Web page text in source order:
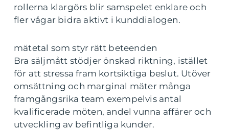
rollerna klargörs blir samspelet enklare och
fler vågar bidra aktivt i kunddialogen.
mätetal som styr rätt beteenden
Bra säljmått stödjer önskad riktning, istället
för att stressa fram kortsiktiga beslut. Utöver
omsättning och marginal mäter många
framgångsrika team exempelvis antal
kvalificerade möten, andel vunna affärer och
utveckling av befintliga kunder.